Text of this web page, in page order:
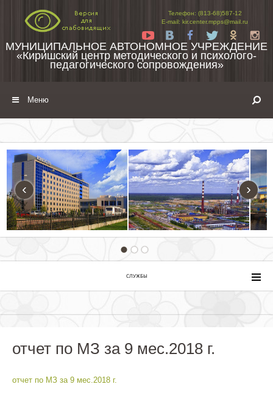
Телефон: (813-68)587-12
E-mail: kir.center.mpps@mail.ru
Yt
Tw
МУНИЦИПАЛЬНОЕ АВТОНОМНОЕ УЧРЕЖДЕНИЕ
«Киришский центр методического и психолого-
педагогического сопровождения»
Меню
‹ ›
СЛУЖБЫ
отчет по МЗ за 9 мес.2018 г.
отчет по МЗ за 9 мес.2018 г.